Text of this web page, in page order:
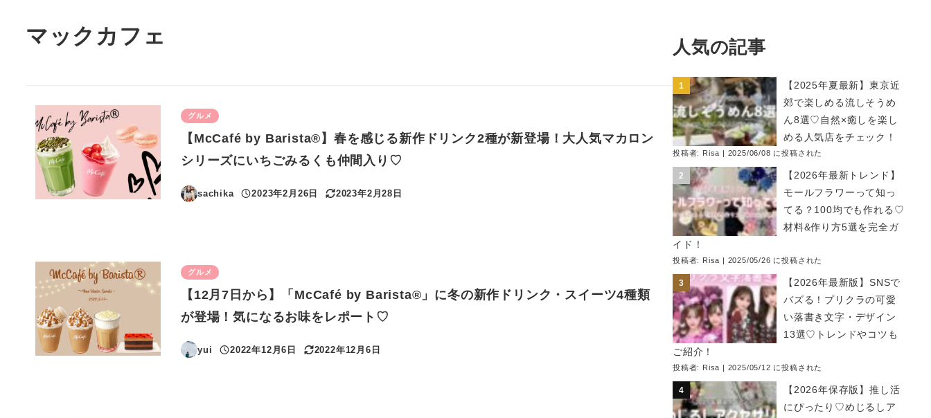
マックカフェ
グルメ
【McCafé by Barista®】春を感じる新作ドリンク2種が新登場！大人気マカロン
シリーズにいちごみるくも仲間入り♡
sachika
投稿日
2023年2月26日
更新日
2023年2月28日
グルメ
【12月7日から】「McCafé by Barista®」に冬の新作ドリンク・スイーツ4種類
が登場！気になるお味をレポート♡
yui
投稿日
2022年12月6日
更新日
2022年12月6日
人気の記事
【2025年夏最新】東京近
郊で楽しめる流しそうめ
ん8選♡自然×癒しを楽し
める人気店をチェック！
投稿者: Risa 2025/06/08 に投稿された
【2026年最新トレンド】
モールフラワーって知っ
てる？100均でも作れる♡
材料&作り方5選を完全ガ
イド！
投稿者: Risa 2025/05/26 に投稿された
【2026年最新版】SNSで
バズる！プリクラの可愛
い落書き文字・デザイン
13選♡トレンドやコツも
ご紹介！
投稿者: Risa 2025/05/12 に投稿された
【2026年保存版】推し活
にぴったり♡めじるしア